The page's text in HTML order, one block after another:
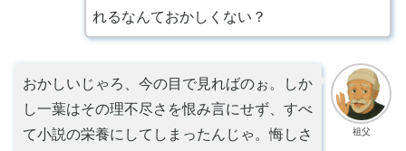
れるなんておかしくない？
祖父
おかしいじゃろ、今の目で見ればのぉ。しか
し一葉はその理不尽さを恨み言にせず、すべ
て小説の栄養にしてしまったんじゃ。悔しさ